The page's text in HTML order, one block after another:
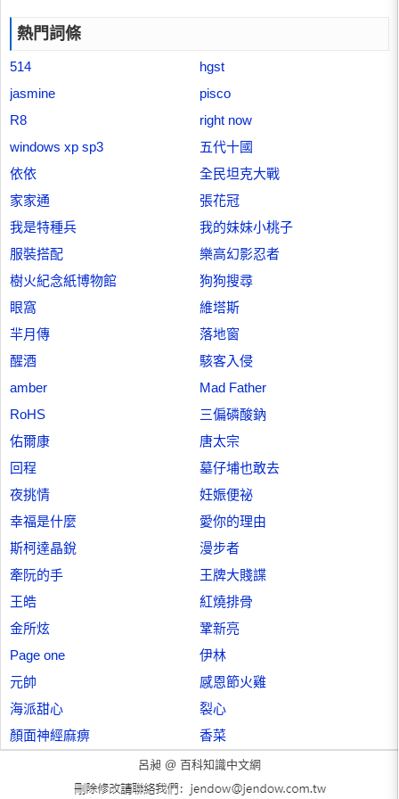
熱門詞條
514
hgst
jasmine
pisco
R8
right now
windows xp sp3
五代十國
依依
全民坦克大戰
家家通
張花冠
我是特種兵
我的妹妹小桃子
服裝搭配
樂高幻影忍者
樹火紀念紙博物館
狗狗搜尋
眼窩
維塔斯
羋月傳
落地窗
醒酒
駭客入侵
amber
Mad Father
RoHS
三偏磷酸鈉
佑爾康
唐太宗
回程
墓仔埔也敢去
夜挑情
妊娠便祕
幸福是什麼
愛你的理由
斯柯達晶銳
漫步者
牽阮的手
王牌大賤諜
王皓
紅燒排骨
金所炫
鞏新亮
Page one
伊林
元帥
感恩節火雞
海派甜心
裂心
顏面神經麻痹
香菜
呂昶 @ 百科知識中文網